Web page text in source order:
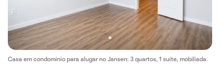
Casa em condomínio para alugar no Jansen: 3 quartos, 1 suíte, mobiliada.